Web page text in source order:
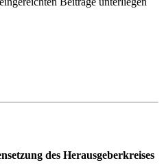
des Herausgeberkreises